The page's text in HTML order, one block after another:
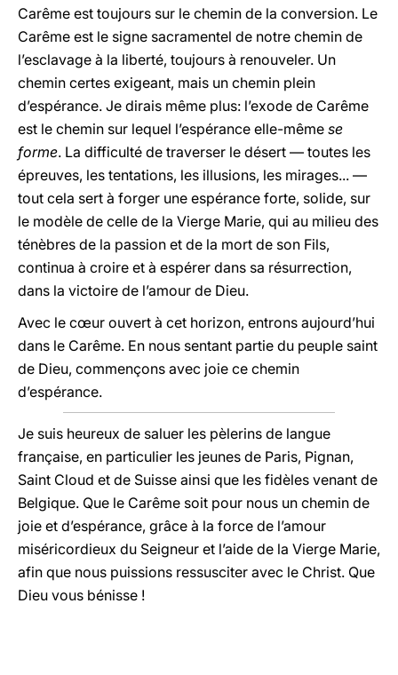
Carême est toujours sur le chemin de la conversion. Le
Carême est le signe sacramentel de notre chemin de
l’esclavage à la liberté, toujours à renouveler. Un
chemin certes exigeant, mais un chemin plein
d’espérance. Je dirais même plus: l’exode de Carême
est le chemin sur lequel l’espérance elle-même se
forme. La difficulté de traverser le désert — toutes les
épreuves, les tentations, les illusions, les mirages... —
tout cela sert à forger une espérance forte, solide, sur
le modèle de celle de la Vierge Marie, qui au milieu des
ténèbres de la passion et de la mort de son Fils,
continua à croire et à espérer dans sa résurrection,
dans la victoire de l’amour de Dieu.
Avec le cœur ouvert à cet horizon, entrons aujourd’hui
dans le Carême. En nous sentant partie du peuple saint
de Dieu, commençons avec joie ce chemin
d’espérance.
Je suis heureux de saluer les pèlerins de langue
française, en particulier les jeunes de Paris, Pignan,
Saint Cloud et de Suisse ainsi que les fidèles venant de
Belgique. Que le Carême soit pour nous un chemin de
joie et d’espérance, grâce à la force de l’amour
miséricordieux du Seigneur et l’aide de la Vierge Marie,
afin que nous puissions ressusciter avec le Christ. Que
Dieu vous bénisse !